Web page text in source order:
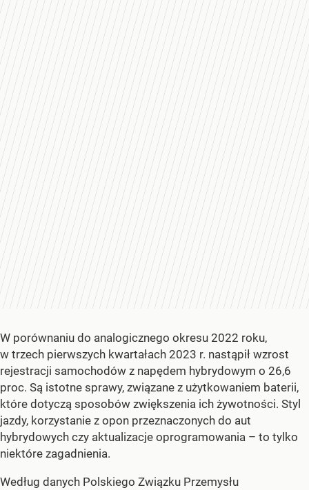
W porównaniu do analogicznego okresu 2022 roku,
w trzech pierwszych kwartałach 2023 r. nastąpił wzrost
rejestracji samochodów z napędem hybrydowym o 26,6
proc. Są istotne sprawy, związane z użytkowaniem baterii,
które dotyczą sposobów zwiększenia ich żywotności. Styl
jazdy, korzystanie z opon przeznaczonych do aut
hybrydowych czy aktualizacje oprogramowania – to tylko
niektóre zagadnienia.
Według danych Polskiego Związku Przemysłu